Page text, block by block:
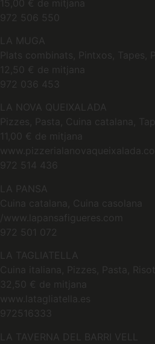
15,00 € de mitjana
972 506 550
LA MUGA
Plats combinats, Pintxos, Tapes,
12,50 € de mitjana
972 036 453
LA NOVA QUEIXALADA
Pizzes, Pasta, Cuina catalana,
11,00 € de mitjana
972 514 436
LA PANSA
Cuina catalana, Cuina casolana
/www.lapansafigueres.com
972 501 072
LA TAGLIATELLA
Cuina italiana, Pizzes, Pasta,
32,50 € de mitjana
www.latagliatella.es
972516333
LA TAVERNA DEL BARRI VELL